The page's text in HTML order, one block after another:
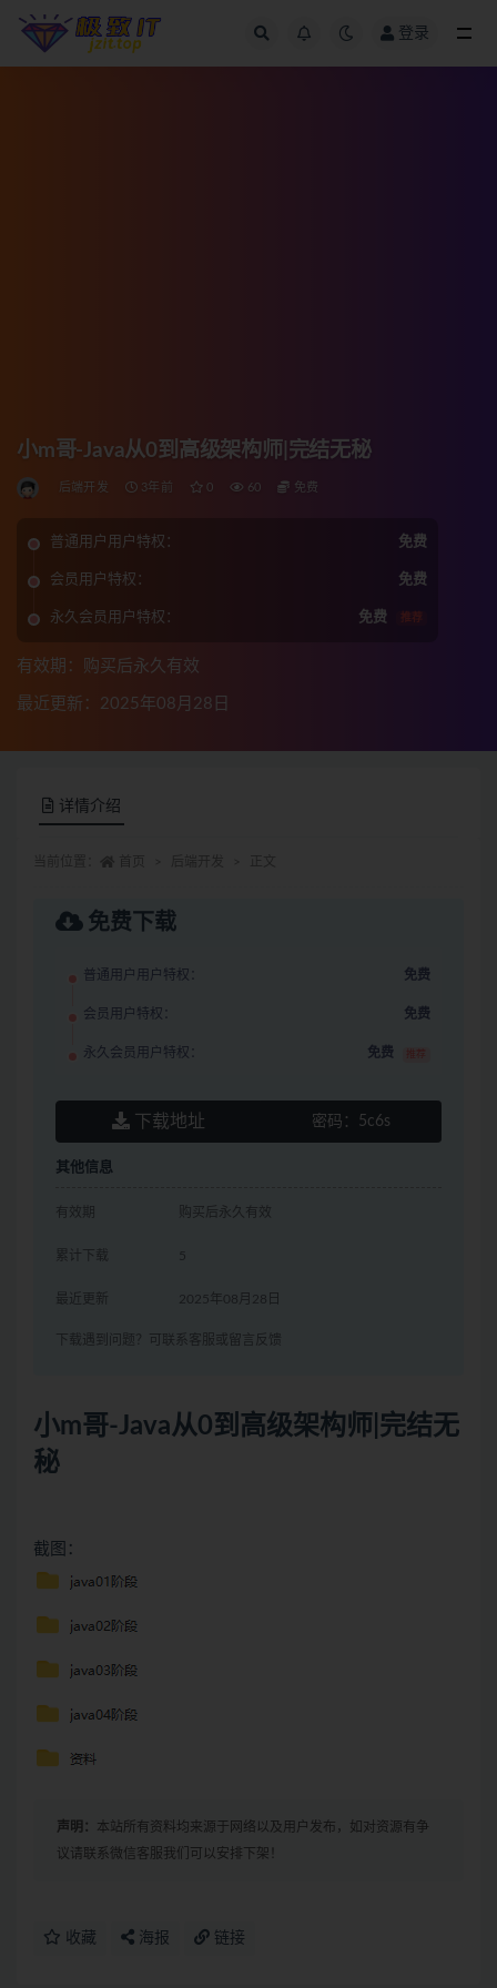
登录
小m哥-Java从0到高级架构师|完结无秘
后端开发 3年前 0 60 免费
普通用户用户特权： 免费
会员用户特权： 免费
永久会员用户特权： 免费 推荐
有效期：购买后永久有效
最近更新：2025年08月28日
详情介绍
免费下载
普通用户用户特权： 免费
会员用户特权： 免费
永久会员用户特权： 免费 推荐
下载地址 密码： 5c6s
其他信息
有效期 购买后永久有效
累计下载 5
最近更新 2025年08月28日
下载遇到问题？可联系客服或留言反馈
小m哥-Java从0到高级架构师|完结无
秘
截图：
声明： 本站所有资料均来源于网络以及用户发布，如对资源有争
议请联系微信客服我们可以安排下架！
收藏 海报 链接